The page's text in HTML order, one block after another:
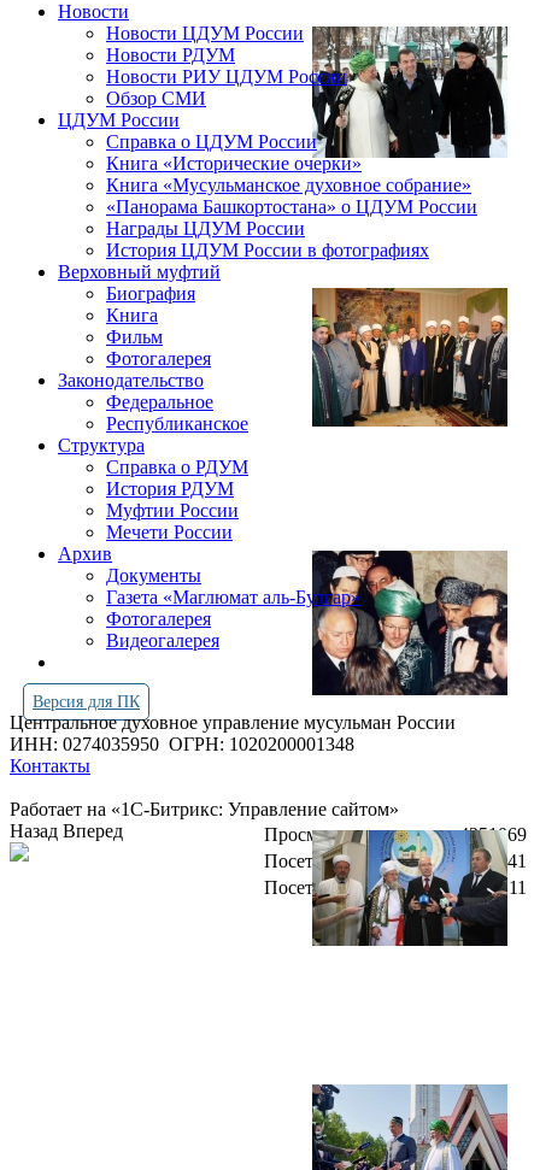
Новости
Новости ЦДУМ России
Новости РДУМ
Новости РИУ ЦДУМ России
Обзор СМИ
ЦДУМ России
Справка о ЦДУМ России
Книга «Исторические очерки»
Книга «Мусульманское духовное собрание»
«Панорама Башкортостана» о ЦДУМ России
Награды ЦДУМ России
История ЦДУМ России в фотографиях
Верховный муфтий
Биография
Книга
Фильм
Фотогалерея
Законодательство
Федеральное
Республиканское
Структура
Справка о РДУМ
История РДУМ
Муфтии России
Мечети России
Архив
Документы
Газета «Маглюмат аль-Булгар»
Фотогалерея
Видеогалерея
Версия для ПК
Центральное духовное управление мусульман России
ИНН: 0274035950 ОГРН: 1020200001348
Контакты
Работает на «1С-Битрикс: Управление сайтом»
Просмотров всего:
4251069
Посетителей сегодня:
1541
Посетителей в онлайн:
11
Назад Вперед